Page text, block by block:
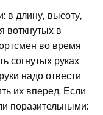
в длину, высоту,
воткнутых в
во время
согнутых руках
надо отвести
их вперед. Если
поразительными: